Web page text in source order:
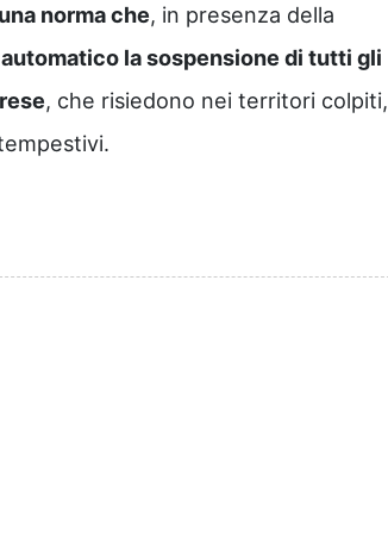
norma che, in presenza della
la sospensione di tutti gli
, che risiedono nei territori colpiti,